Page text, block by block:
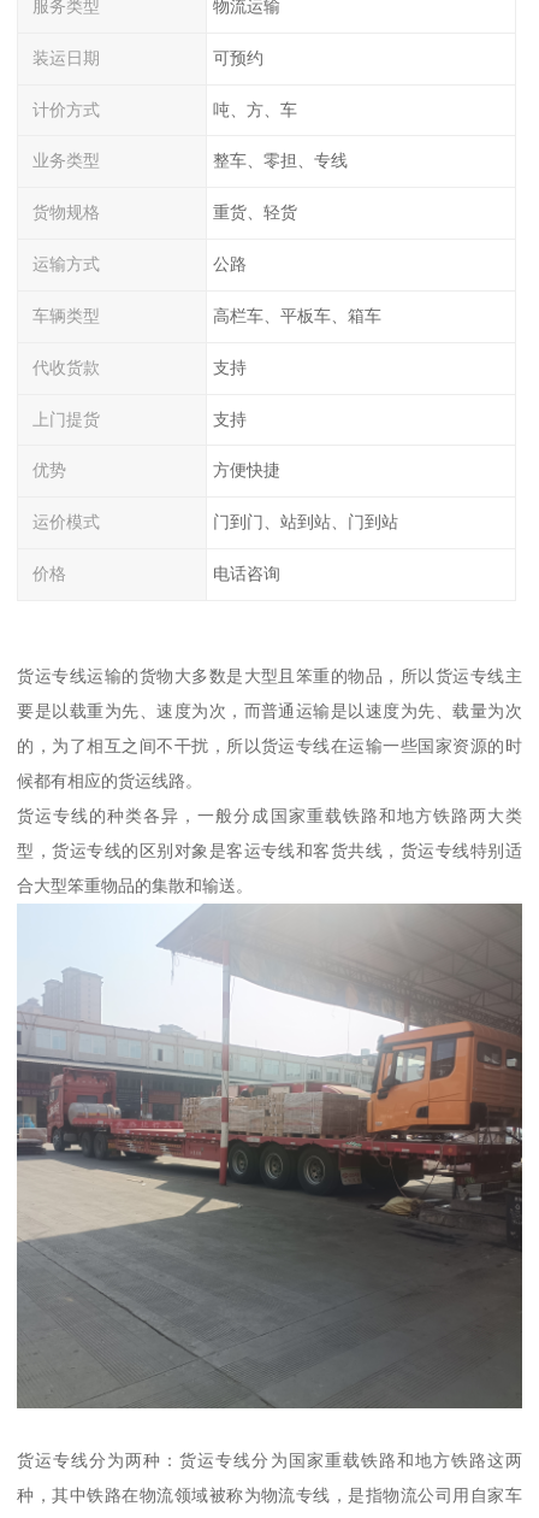
服务类型 物流运输
装运日期 可预约
计价方式 吨、方、车
业务类型 整车、零担、专线
货物规格 重货、轻货
运输方式 公路
车辆类型 高栏车、平板车、箱车
代收货款 支持
上门提货 支持
优势 方便快捷
运价模式 门到门、站到站、门到站
价格 电话咨询
货运专线运输的货物大多数是大型且笨重的物品，所以货运专线主
要是以载重为先、速度为次，而普通运输是以速度为先、载量为次
的，为了相互之间不干扰，所以货运专线在运输一些国家资源的时
候都有相应的货运线路。
货运专线的种类各异，一般分成国家重载铁路和地方铁路两大类
型，货运专线的区别对象是客运专线和客货共线，货运专线特别适
合大型笨重物品的集散和输送。
货运专线分为两种：货运专线分为国家重载铁路和地方铁路这两
种，其中铁路在物流领域被称为物流专线，是指物流公司用自家车